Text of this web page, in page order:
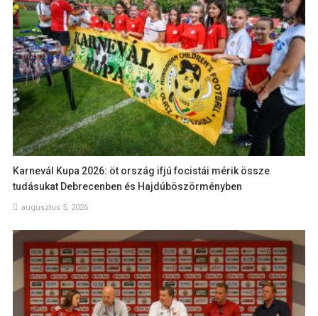
Karnevál Kupa 2026: öt ország ifjú focistái mérik össze
tudásukat Debrecenben és Hajdúböszörményben
augusztus 5, 2026